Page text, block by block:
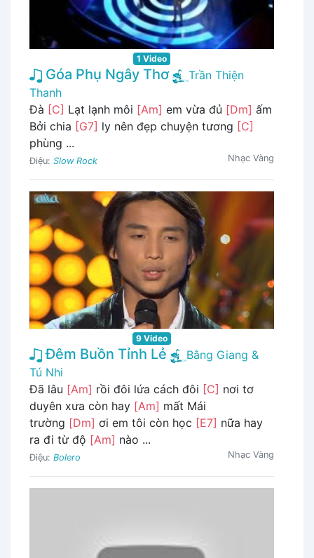
1 Video
Góa Phụ Ngây Thơ
Trần Thiện
Thanh
Đà [C] Lạt lạnh môi [Am] em vừa đủ [Dm] ấm
Bởi chia [G7] ly nên đẹp chuyện tương [C]
phùng ...
Điệu: Slow Rock Nhạc Vàng
9 Video
Đêm Buồn Tỉnh Lẻ
Bằng Giang &
Tú Nhi
Đã lâu [Am] rồi đôi lứa cách đôi [C] nơi tơ
duyên xưa còn hay [Am] mất Mái
trường [Dm] ơi em tôi còn học [E7] nữa hay
ra đi từ độ [Am] nào ...
Điệu: Bolero Nhạc Vàng